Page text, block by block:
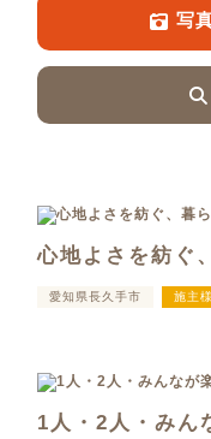
写
心地よさを紡ぐ
愛知県長久手市 施主
1人・2人・みん